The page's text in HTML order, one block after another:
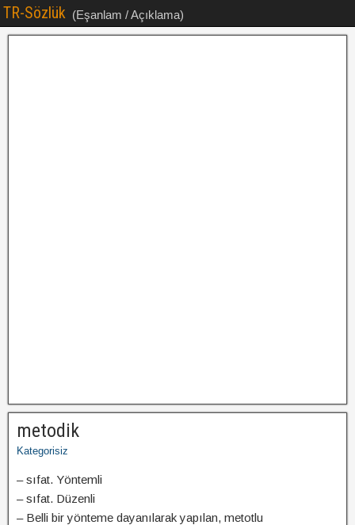
TR-Sözlük (Eşanlam / Açıklama)
metodik
Kategorisiz
– sıfat. Yöntemli
– sıfat. Düzenli
– Belli bir yönteme dayanılarak yapılan, metotlu